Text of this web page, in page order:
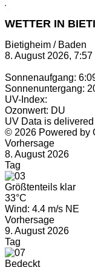
WETTER IN
Bietigheim / Baden
8. August 2026, 7:57
Sonnenaufgang:
Sonnenuntergang:
UV-Index:
Ozonwert: DU
UV Data is
© 2026 Powered by
Vorhersage
8. August 2026
Tag
Größtenteils klar
33°C
Wind: 4.4 m/s NE
Vorhersage
9. August 2026
Tag
Bedeckt